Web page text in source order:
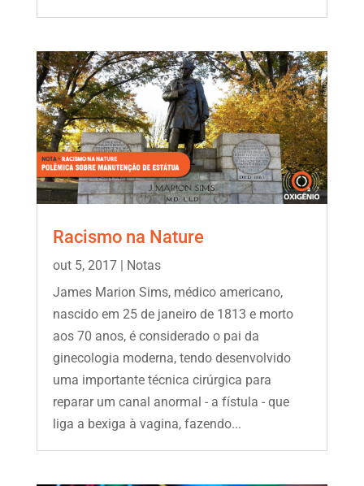
Racismo na Nature
out 5, 2017| Notas
James Marion Sims, médico americano,
nascido em 25 de janeiro de 1813 e morto
aos 70 anos, é considerado o pai da
ginecologia moderna, tendo desenvolvido
uma importante técnica cirúrgica para
reparar um canal anormal - a fístula - que
liga a bexiga à vagina, fazendo...